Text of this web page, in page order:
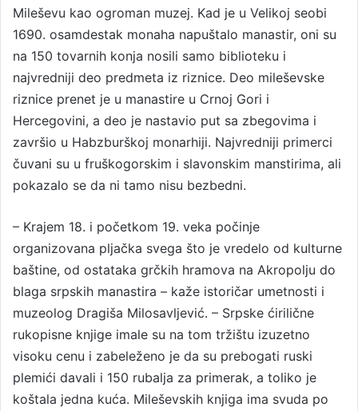
Mileševu kao ogroman muzej. Kad je u Velikoj seobi
1690. osamdestak monaha napuštalo manastir, oni su
na 150 tovarnih konja nosili samo biblioteku i
najvredniji deo predmeta iz riznice. Deo mileševske
riznice prenet je u manastire u Crnoj Gori i
Hercegovini, a deo je nastavio put sa zbegovima i
završio u Habzburškoj monarhiji. Najvredniji primerci
čuvani su u fruškogorskim i slavonskim manstirima, ali
pokazalo se da ni tamo nisu bezbedni.
– Krajem 18. i početkom 19. veka počinje
organizovana pljačka svega što je vredelo od kulturne
baštine, od ostataka grčkih hramova na Akropolju do
blaga srpskih manastira – kaže istoričar umetnosti i
muzeolog Dragiša Milosavljević. – Srpske ćirilične
rukopisne knjige imale su na tom tržištu izuzetno
visoku cenu i zabeleženo je da su prebogati ruski
plemići davali i 150 rubalja za primerak, a toliko je
koštala jedna kuća. Mileševskih knjiga ima svuda po